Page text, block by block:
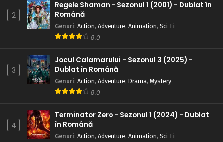
2
Regele Shaman - Sezonul 1 (2001) - Dublat în
Română
Genuri: Action, Adventure, Animation, Sci-Fi
8.0
3
Jocul Calamarului - Sezonul 3 (2025) -
Dublat în Română
Genuri: Action, Adventure, Drama, Mystery
8.0
4
Terminator Zero - Sezonul 1 (2024) - Dublat
în Română
Genuri: Action, Adventure, Animation, Sci-Fi